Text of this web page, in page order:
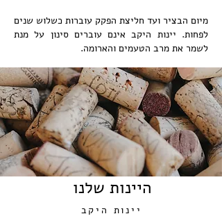
מיום הבציר ועד חליצת הפקק עוברות כשלוש שנים
לפחות. יינות היקב אינם עוברים סינון על מנת
לשמר את מרב הטעמים והארומה.
היינות שלנו
יינות היקב